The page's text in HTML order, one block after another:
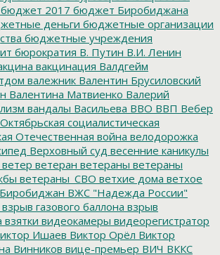
бюджет 2017 бюджет Биробиджана
деньги бюджетные организации
бюджетные учреждения
бюрократия В. Путин В.И. Ленин
вакцинация Валдгейм
валежник Валентин Брусиловский
Валентина Матвиенко Валерий
вандалы Васильева ВВО ВВП Вебер
социалистическая
Отечественная война велодорожка
Верховный суд весенние каникулы
ветер ветеран ветераны ветераны
ветераны_СВО ветхие дома ветхое
ВЖС "Надежда России"
взрыв газового баллона взрыв
взятки видеокамеры видеорегистратор
Ишаев Виктор Орёл Виктор
Винников вице-премьер ВИЧ ВККС